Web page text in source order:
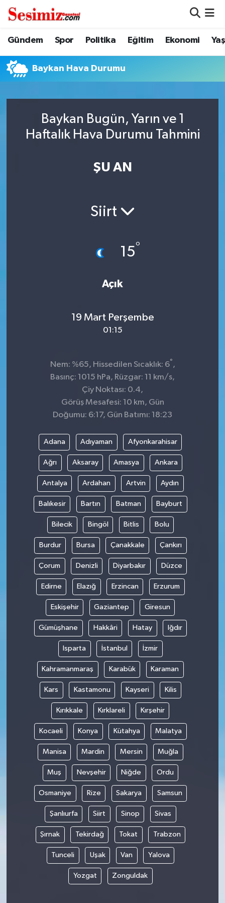
Gündem Spor Politika Eğitim Ekonomi
Baykan Hava Durumu
Baykan Bugün, Yarın ve 1
Haftalık Hava Durumu Tahmini
ŞU AN
Siirt
15°
Açık
19 Mart Perşembe
01:15
Nem: %65, Hissedilen Sıcaklık: 6° ,
Basınç: 1015 hPa, Rüzgar: 11 km/s,
Çiy Noktası: 0.4,
Görüş Mesafesi: 10 km, Gün
Doğumu: 6:17, Gün Batımı: 18:23
Adana Adıyaman Afyonkarahisar
Ağrı Aksaray Amasya Ankara
Antalya Ardahan Artvin Aydın
Balıkesir Bartın Batman Bayburt
Bilecik Bingöl Bitlis Bolu
Burdur Bursa Çanakkale Çankırı
Çorum Denizli Diyarbakır Düzce
Edirne Elazığ Erzincan Erzurum
Eskişehir Gaziantep Giresun
Gümüşhane Hakkâri Hatay Iğdır
Isparta İstanbul İzmir
Kahramanmaraş Karabük Karaman
Kars Kastamonu Kayseri Kilis
Kırıkkale Kırklareli Kırşehir
Kocaeli Konya Kütahya Malatya
Manisa Mardin Mersin Muğla
Muş Nevşehir Niğde Ordu
Osmaniye Rize Sakarya Samsun
Şanlıurfa Siirt Sinop Sivas
Şırnak Tekirdağ Tokat Trabzon
Tunceli Uşak Van Yalova
Yozgat Zonguldak
Dünya
Eğitim
Genel
Gündem
Nöbetçi Eczaneler
Hava Durumu
Trafik Durumu
Süper Lig Puan Durumu ve Fikstür